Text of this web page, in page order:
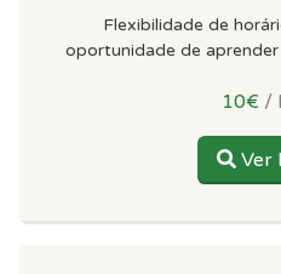
Flexibilidade de
oportunidade de
10€ /
Ver